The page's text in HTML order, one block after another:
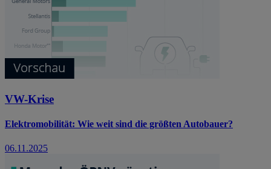
VW-Krise
Elektromobilität: Wie weit sind die größten Autobauer?
06.11.2025